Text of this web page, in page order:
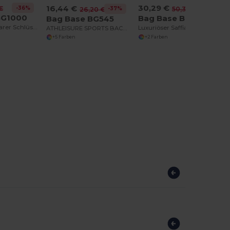
-36% 16,44 € 26,20 € -37%
Bag Base BG545
+5 Farben
30,29 € 50,30 €
Bag Base BG768
+2 Farben